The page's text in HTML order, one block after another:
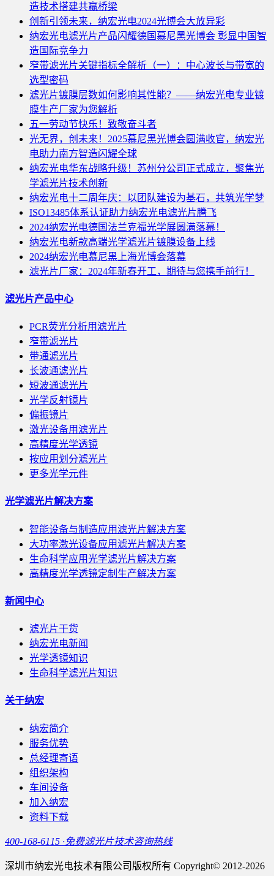
造技术搭建共赢桥梁
创新引领未来，纳宏光电2024光博会大放异彩
纳宏光电滤光片产品闪耀德国慕尼黑光博会 彰显中国智
造国际竞争力
窄带滤光片关键指标全解析（一）：中心波长与带宽的
选型密码
滤光片镀膜层数如何影响其性能？——纳宏光电专业镀
膜生产厂家为您解析
五一劳动节快乐！致敬奋斗者
光无界，创未来！2025慕尼黑光博会圆满收官，纳宏光
电助力南方智造闪耀全球
纳宏光电华东战略升级！苏州分公司正式成立，聚焦光
学滤光片技术创新
纳宏光电十二周年庆：以团队建设为基石，共筑光学梦
ISO13485体系认证助力纳宏光电滤光片腾飞
2024纳宏光电德国法兰克福光学展圆满落幕！
纳宏光电新款高端光学滤光片镀膜设备上线
2024纳宏光电慕尼黑上海光博会落幕
滤光片厂家：2024年新春开工，期待与您携手前行！
滤光片产品中心
PCR荧光分析用滤光片
窄带滤光片
带通滤光片
长波通滤光片
短波通滤光片
光学反射镜片
偏振镜片
激光设备用滤光片
高精度光学透镜
按应用划分滤光片
更多光学元件
光学滤光片解决方案
智能设备与制造应用滤光片解决方案
大功率激光设备应用滤光片解决方案
生命科学应用光学滤光片解决方案
高精度光学透镜定制生产解决方案
新闻中心
滤光片干货
纳宏光电新闻
光学透镜知识
生命科学滤光片知识
关于纳宏
纳宏简介
服务优势
总经理寄语
组织架构
车间设备
加入纳宏
资料下载
400-168-6115 ·免费滤光片技术咨询热线
深圳市纳宏光电技术有限公司版权所有 Copyright© 2012-2026